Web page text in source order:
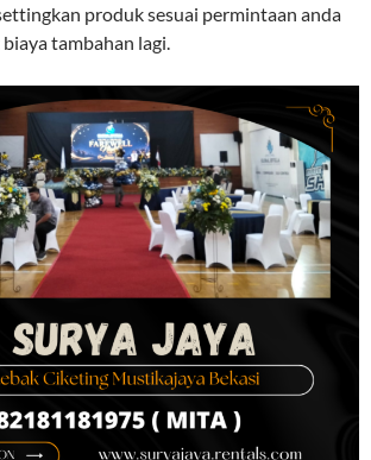
produk sesuai permintaan anda
tambahan lagi.